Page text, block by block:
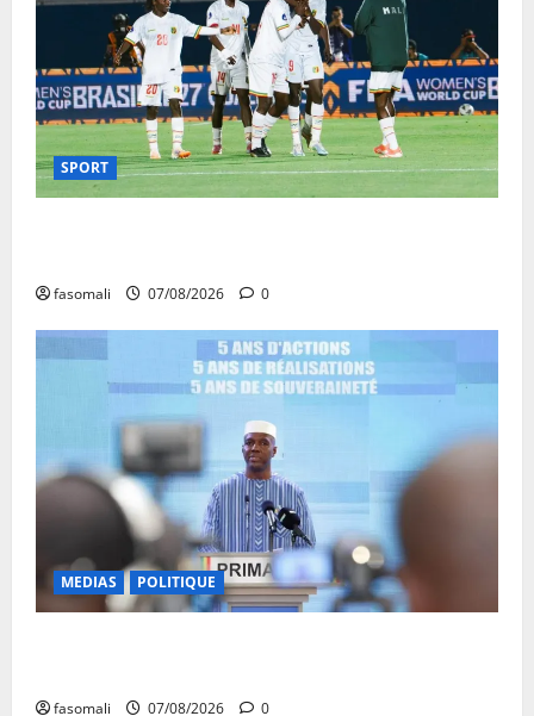
SPORT
fasomali 07/08/2026 0
MEDIAS POLITIQUE
fasomali 07/08/2026 0